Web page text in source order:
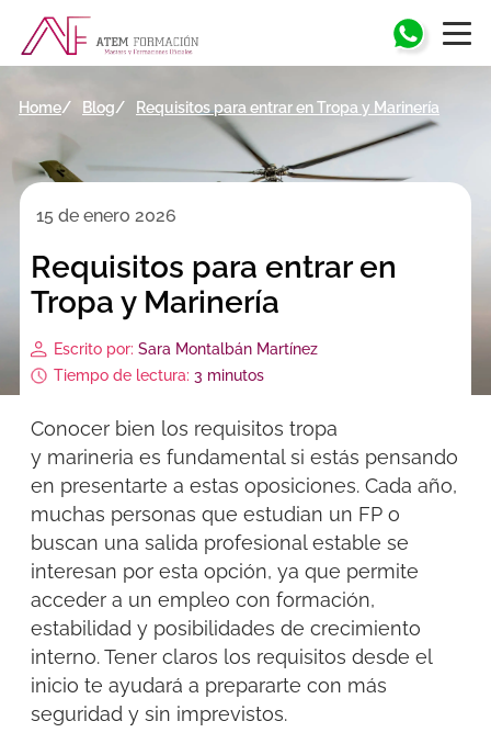
Home Blog Requisitos para entrar en Tropa y Marinería
15 de enero 2026
Requisitos para entrar en
Tropa y Marinería
Escrito por: Sara Montalbán Martínez
Tiempo de lectura: 3 minutos
Conocer bien los requisitos tropa
y marineria es fundamental si estás pensando
en presentarte a estas oposiciones. Cada año,
muchas personas que estudian un FP o
buscan una salida profesional estable se
interesan por esta opción, ya que permite
acceder a un empleo con formación,
estabilidad y posibilidades de crecimiento
interno. Tener claros los requisitos desde el
inicio te ayudará a prepararte con más
seguridad y sin imprevistos.